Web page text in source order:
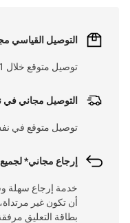
التوصيل القياسي
توصيل متوقع خلال 1 - 3 أيام عم
التوصيل مجاني في
توصيل متوقع في
إرجاع مجاني*
أن تكون غير
بطاقة التعليق